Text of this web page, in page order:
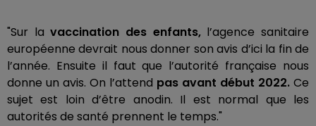
"Sur lavaccination des enfants,l’agence sanitaire
européenne devrait nous donner son avis d’ici la fin de
l’année. Ensuite il faut que l’autorité française nous
donne un avis. On l’attend pas avant début 2022. Ce
sujet est loin d’être anodin. Il est normal que les
autorités de santé prennent le temps."